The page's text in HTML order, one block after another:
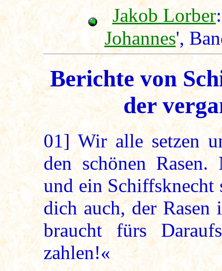
Jakob Lorber
Johannes',
Berichte von
der
01]Wir alle setzen
den schönen
und ein Schiffsknecht
dich auch, der Rasen
braucht fürs
zahlen!«